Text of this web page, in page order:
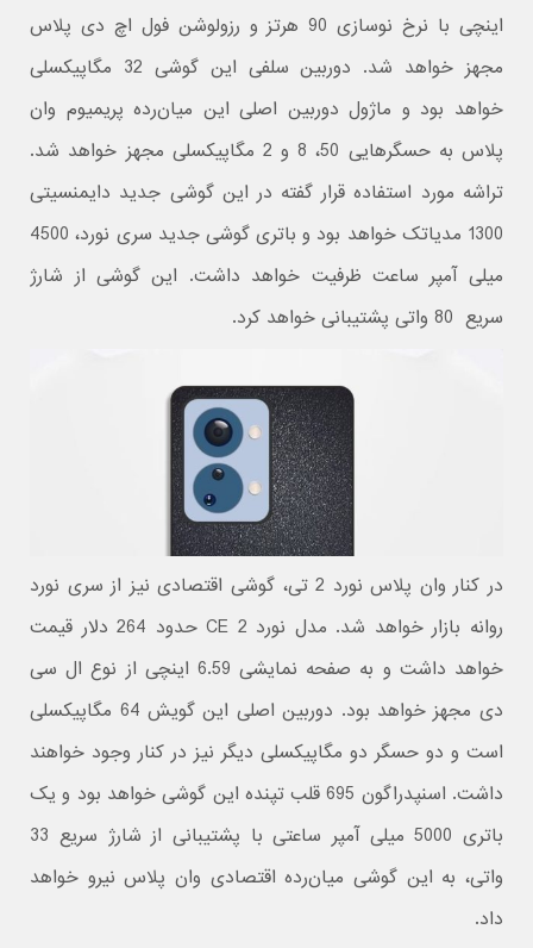
اینچی با نرخ نوسازی 90 هرتز و رزولوشن فول اچ دی پلاس
مجهز خواهد شد. دوربین سلفی این گوشی 32 مگاپیکسلی
خواهد بود و ماژول دوربین اصلی این میان‌رده پریمیوم وان
پلاس به حسگرهایی 50، 8 و 2 مگاپیکسلی مجهز خواهد شد.
تراشه مورد استفاده قرار گفته در این گوشی جدید دایمنسیتی
1300 مدیاتک خواهد بود و باتری گوشی جدید سری نورد، 4500
میلی آمپر ساعت ظرفیت خواهد داشت. این گوشی از شارژ
سریع 80 واتی پشتیبانی خواهد کرد.
در کنار وان پلاس نورد 2 تی، گوشی اقتصادی نیز از سری نورد
روانه بازار خواهد شد. مدل نورد CE 2 حدود 264 دلار قیمت
خواهد داشت و به صفحه نمایشی 6.59 اینچی از نوع ال سی
دی مجهز خواهد بود. دوربین اصلی این گویش 64 مگاپیکسلی
است و دو حسگر دو مگاپیکسلی دیگر نیز در کنار وجود خواهند
داشت. اسنپدراگون 695 قلب تپنده این گوشی خواهد بود و یک
باتری 5000 میلی آمپر ساعتی با پشتیبانی از شارژ سریع 33
واتی، به این گوشی میان‌رده اقتصادی وان پلاس نیرو خواهد
داد.